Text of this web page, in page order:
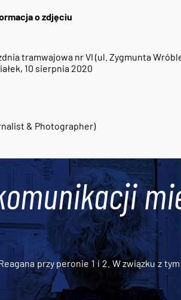
o zdjęciu
tramwajowa nr VI (ul. Zygmunta
10 sierpnia 2020
& Photographer)
przy peronie 1 i 2. W związku z